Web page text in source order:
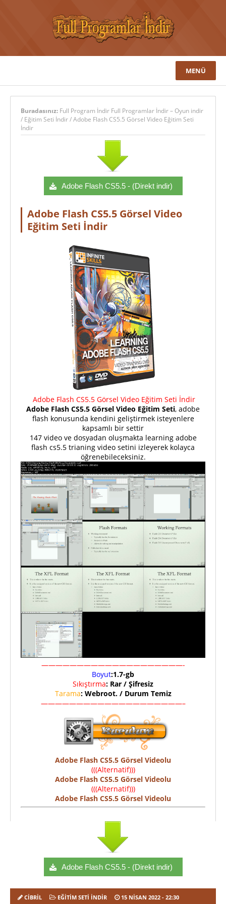
MENÜ
Buradasınız: Full Program İndir Full Programlar İndir – Oyun indir
/ Eğitim Seti İndir/Adobe Flash CS5.5 Görsel Video Eğitim Seti
İndir
Adobe Flash CS5.5 - (Direkt indir)
Adobe Flash CS5.5 Görsel Video
Eğitim Seti İndir
Adobe Flash CS5.5 Görsel Video Eğitim Seti İndir
Adobe Flash CS5.5 Görsel Video Eğitim Seti, adobe
flash konusunda kendini geliştirmek isteyenlere
kapsamlı bir settir
147 video ve dosyadan oluşmakta learning adobe
flash cs5.5 trianing video setini izleyerek kolayca
öğrenebileceksiniz.
————————————————————-
Boyut:1.7-gb
Sıkıştırma: Rar / Şifresiz
Tarama: Webroot. / Durum Temiz
————————————————————–
Adobe Flash CS5.5 Görsel Videolu
(((Alternatif)))
Adobe Flash CS5.5 Görsel Videolu
(((Alternatif)))
Adobe Flash CS5.5 Görsel Videolu
Adobe Flash CS5.5 - (Direkt indir)
CIBRIL EĞITIM SETI İNDIR 15 NISAN 2022 - 22:30